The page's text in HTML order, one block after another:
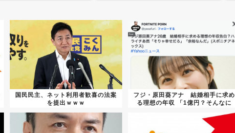
国民民主、ネット利用者歓喜の法案
を提出ｗｗｗ
フジ・原田葵アナ 結婚相手に求め
る理想の年収 「1億円？そんなに